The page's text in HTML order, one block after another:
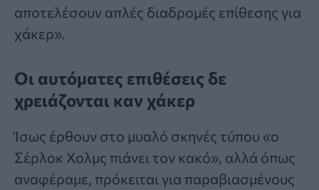
αποτελέσουν απλές διαδρομές επίθεσης για
χάκερ».
Οι αυτόματες επιθέσεις δε
χρειάζονται καν χάκερ
Ίσως έρθουν στο μυαλό σκηνές τύπου «ο
Σέρλοκ Χολμς πιάνει τον κακό», αλλά όπως
αναφέραμε, πρόκειται για παραβιασμένους